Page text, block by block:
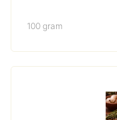
100 gram